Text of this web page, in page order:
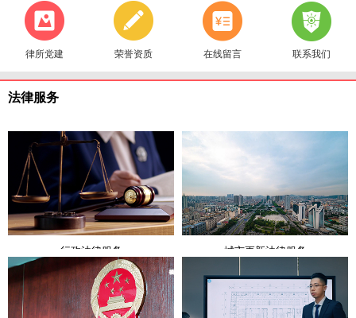
律所党建 荣誉资质 在线留言 联系我们
法律服务
行政法律服务 城市更新法律服务